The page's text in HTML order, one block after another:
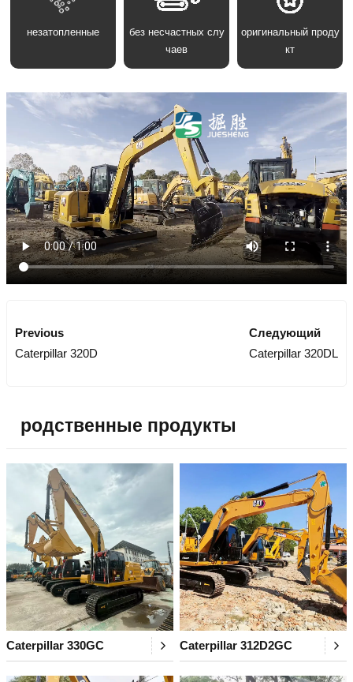
незатопленные
без несчастных слу
чаев
оригинальный проду
кт
Previous
Caterpillar 320D
Следующий
Caterpillar 320DL
родственные продукты
Caterpillar 330GC Caterpillar 312D2GC